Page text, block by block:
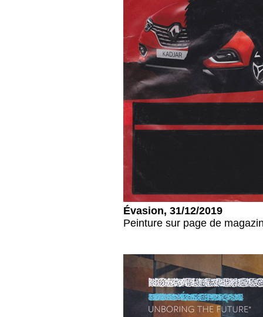
Évasion, 31/12/2019
Peinture sur page de